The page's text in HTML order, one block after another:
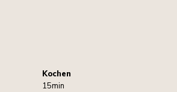
Kochen
15min